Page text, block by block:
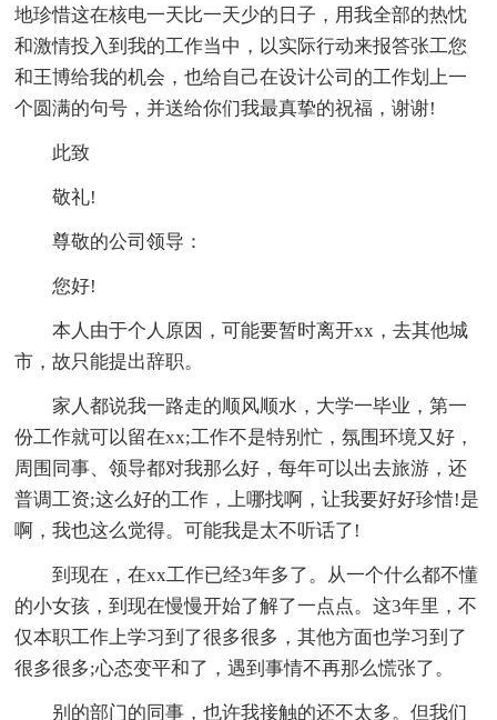
地珍惜这在核电一天比一天少的日子，用我全部的热忱
和激情投入到我的工作当中，以实际行动来报答张工您
和王博给我的机会，也给自己在设计公司的工作划上一
个圆满的句号，并送给你们我最真挚的祝福，谢谢!
此致
敬礼!
尊敬的公司领导：
您好!
本人由于个人原因，可能要暂时离开xx，去其他城
市，故只能提出辞职。
家人都说我一路走的顺风顺水，大学一毕业，第一
份工作就可以留在xx;工作不是特别忙，氛围环境又好，
周围同事、领导都对我那么好，每年可以出去旅游，还
普调工资;这么好的工作，上哪找啊，让我要好好珍惜!是
啊，我也这么觉得。可能我是太不听话了!
到现在，在xx工作已经3年多了。从一个什么都不懂
的小女孩，到现在慢慢开始了解了一点点。这3年里，不
仅本职工作上学习到了很多很多，其他方面也学习到了
很多很多;心态变平和了，遇到事情不再那么慌张了。
别的部门的同事，也许我接触的还不太多。但我们